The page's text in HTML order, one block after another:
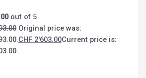
out of 5
Original price was:
CHF2'603.00Current price is: